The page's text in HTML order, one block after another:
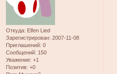
Откуда: Elfen Lied
Зарегистрирован: 2007-11-08
Приглашений: 0
Сообщений: 150
Уважение: +1
Позитив: +0